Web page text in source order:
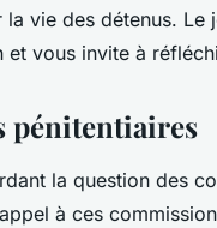
vie des détenus.
vous invite à
pénitentiaires
la question des
à ces